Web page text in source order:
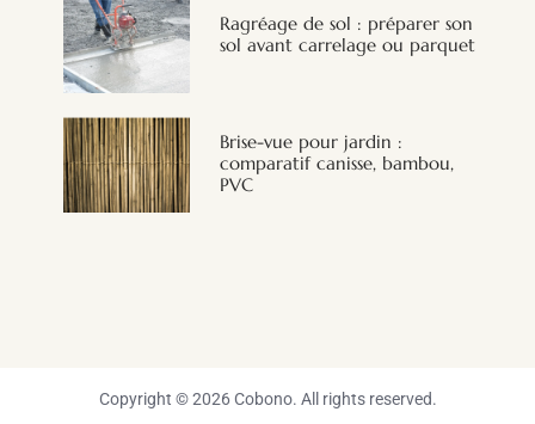
Ragréage de sol : préparer son
sol avant carrelage ou parquet
Brise-vue pour jardin :
comparatif canisse, bambou,
PVC
Copyright © 2026 Cobono. All rights reserved.